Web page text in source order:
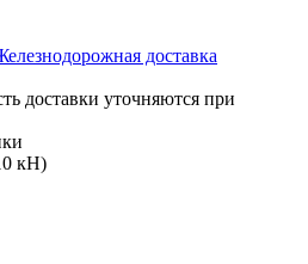
доставка
доставки уточняются при
кН)